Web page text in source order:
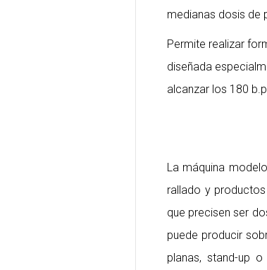
medianas dosis de
Permite realizar
diseñada
alcanzar los 180
La máquina
rallado y
que precisen ser
puede producir
planas, stand-up